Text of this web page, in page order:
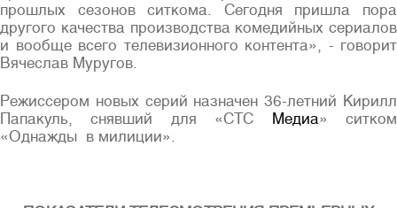
прошлых сезонов ситкома. Сегодня пришла пора
другого качества производства комедийных сериалов
и вообще всего телевизионного контента», - говорит
Вячеслав Муругов.
Режиссером новых серий назначен 36-летний Кирилл
Папакуль, снявший для «СТС
Медиа» ситком
«Однажды в милиции».